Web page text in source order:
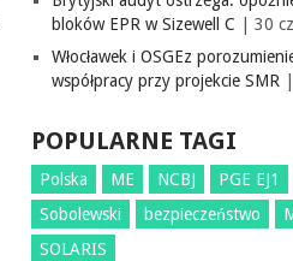
bloków EPR w Sizewell C | 30
Włocławek i OSGEz
współpracy przy projekcie SMR
POPULARNE TAGI
Polska ME NCBJ PGE EJ1
Sobolewski
bezpieczeństwo
SOLARIS